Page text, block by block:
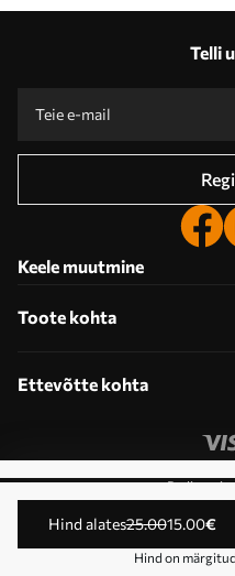
Hind alates25.0015.00€
Hind on märgitud
Telli
Keele muutmine
Toote kohta
Ettevõtte kohta
© 2011-2026